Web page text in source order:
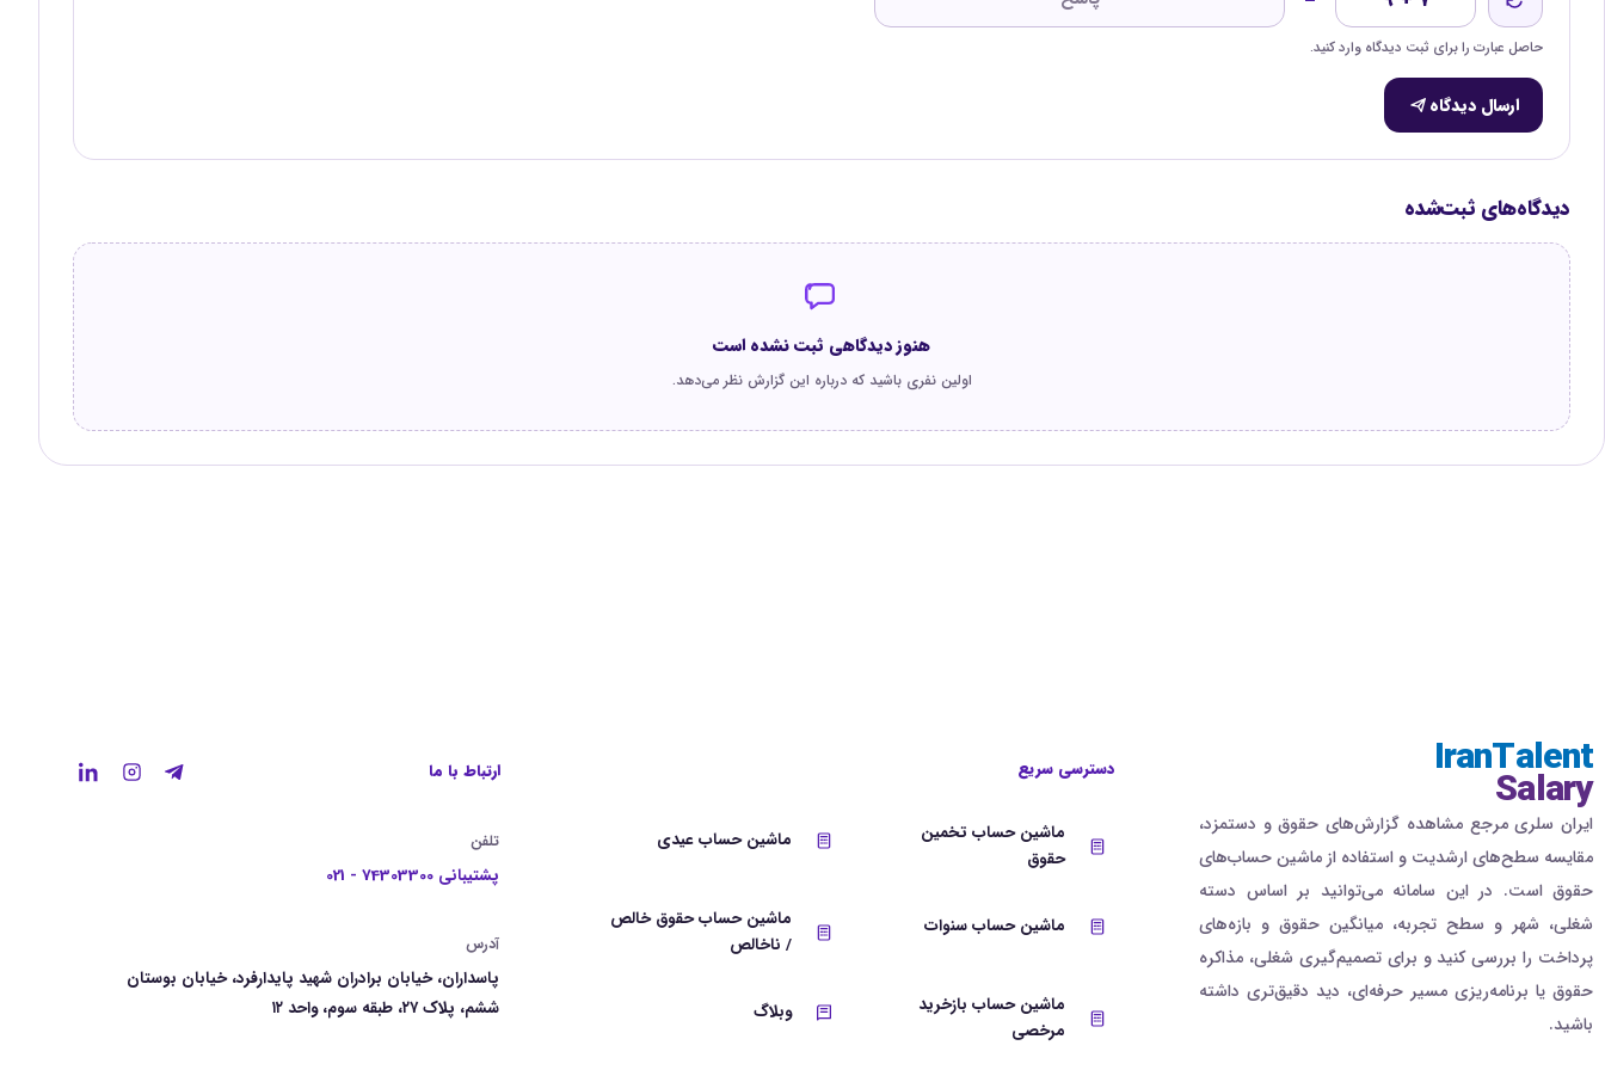
حاصل عبارت را برای ثبت دیدگاه وارد کنید.
ارسال دیدگاه
دیدگاه‌های ثبت‌شده
هنوز دیدگاهی ثبت نشده است
اولین نفری باشید که درباره این گزارش نظر می‌دهد.
IranTalent
Salary
ایران سلری مرجع مشاهده گزارش‌های حقوق و دستمزد،
مقایسه سطح‌های ارشدیت و استفاده از ماشین حساب‌های
حقوق است. در این سامانه می‌توانید بر اساس دسته
شغلی، شهر و سطح تجربه، میانگین حقوق و بازه‌های
پرداخت را بررسی کنید و برای تصمیم‌گیری شغلی، مذاکره
حقوق یا برنامه‌ریزی مسیر حرفه‌ای، دید دقیق‌تری داشته
باشید.
دسترسی سریع
ماشین حساب تخمین
حقوق
ماشین حساب عیدی
ماشین حساب سنوات
ماشین حساب حقوق خالص
/ ناخالص
ماشین حساب بازخرید
مرخصی
وبلاگ
ارتباط با ما
تلفن
پشتیبانی 74303300 - 021
آدرس
پاسداران، خیابان برادران شهید پایدارفرد، خیابان بوستان
ششم، پلاک ۲۷، طبقه سوم، واحد ۱۲